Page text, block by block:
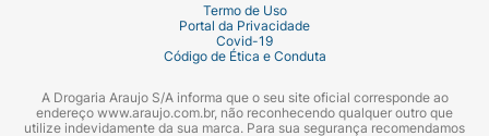
Termo de Uso
Portal da Privacidade
Covid-19
Código de Ética e Conduta
A Drogaria Araujo S/A informa que o seu site oficial corresponde ao
endereço www.araujo.com.br, não reconhecendo qualquer outro que
utilize indevidamente da sua marca. Para sua segurança recomendamos